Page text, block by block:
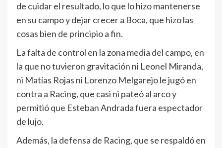
de cuidar el resultado, lo que lo hizo mantenerse
en su campo y dejar crecer a Boca, que hizo las
cosas bien de principio a fin.
La falta de control en la zona media del campo, en
la que no tuvieron gravitación ni Leonel Miranda,
ni Matías Rojas ni Lorenzo Melgarejo le jugó en
contra a Racing, que casi ni pateó al arco y
permitió que Esteban Andrada fuera espectador
de lujo.
Además, la defensa de Racing, que se respaldó en